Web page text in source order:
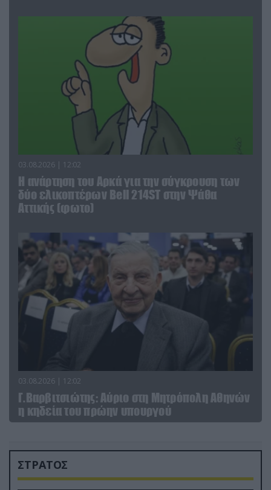
03.08.2026 | 12:02
Η ανάρτηση του Αρκά για την σύγκρουση των
δύο ελικοπτέρων Bell 214ST στην Ψάθα
Αττικής (φωτο)
03.08.2026 | 12:02
Γ.Βαρβιτσιώτης: Aύριο στη Μητρόπολη Αθηνών
η κηδεία του πρώην υπουργού
ΣΤΡΑΤΟΣ